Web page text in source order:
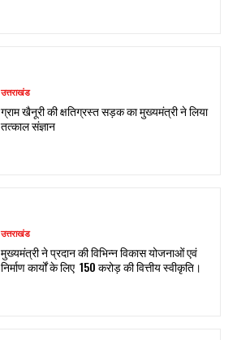
उत्तराखंड
ग्राम खैनूरी की क्षतिग्रस्त सड़क का मुख्यमंत्री ने लिया
तत्काल संज्ञान
उत्तराखंड
मुख्यमंत्री ने प्रदान की विभिन्न विकास योजनाओं एवं
निर्माण कार्यों के लिए ₹ 150 करोड़ की वित्तीय स्वीकृति।